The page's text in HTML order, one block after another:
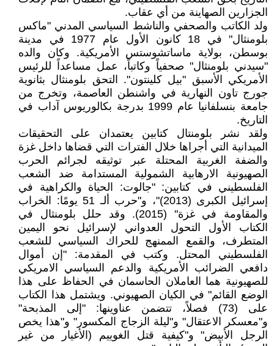
الجزارين الصهاينة من أي عقاب.
ولد الكاتب والصحفي والناشط السياسي المدني "ماكس
بلومنثال" في 18 كانون الأول عام 1977 في مدينة
بوسطن، بولاية ماساتشوستس الأمريكية. وكان والده
"سيدني بلومنثال" صحفياً وكاتباً، عمل مساعداً للرئيس
الأمريكي الأسبق "بيل كلينتون". التحق بلومنثال بثانوية
جورج تاون النهارية في واشنطن العاصمة، وتخرج من
جامعة بنسلفانيا عام 1999 بدرجة بكالوريوس آداب في
التاريخ.
ولقد نشر بلومنتال كتابين يعتمدان على التحقيقات
الميدانية التي أجراها خلال الفترات التي قضاها داخل غزة
والضفة الغربية المحتلة عبر توثيقه لجرائم الحرب
الصهيونية الارهابية الشمولية المستدامة ضد الشعب
الفلسطيني في كتابين: "جالوت: الحياة والكراهية في
إسرائيل الكبرى (2013)"، و"حرب ألـ 51 يومًا: الخراب
والمقاومة في غزة" (2015). وقد حلل بلومنثال في
الكتاب الأول التحول العدواني لإسرائيل نحو اليمين
المتطرف، والقمع الممنهج للحراك السياسي للشعب
الفلسطيني المحتل. وكتب في المقدمة: "إن أموال
دافعي الضرائب الأمريكية والدعم السياسي الامريكي
للصهيونية هما العاملان الحاسمان في الحفاظ على هذا
الوضع القائم" في الكيان الصهيوني. ويشتمل هذا الكتاب
على (73) فصلاً، تتضمن عناوينها: "إلى المذبحة"
و"معسكر الاعتقال" و"ليلة الزجاج المكسور" و"هذا يخص
الرجل الأبيض" و"كيفية قتل الغوييم (الأغيار من غير